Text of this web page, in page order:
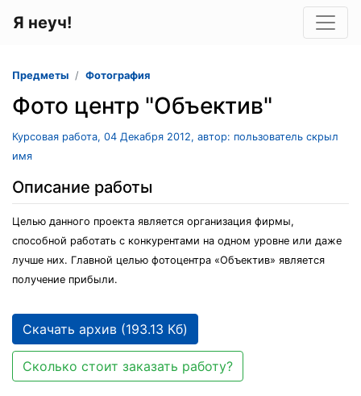
Я неуч!
Предметы Фотография
Фото центр "Объектив"
Курсовая работа, 04 Декабря 2012, автор: пользователь скрыл
имя
Описание работы
Целью данного проекта является организация фирмы,
способной работать с конкурентами на одном уровне или даже
лучше них. Главной целью фотоцентра «Объектив» является
получение прибыли.
Скачать архив (193.13 Кб)
Сколько стоит заказать работу?